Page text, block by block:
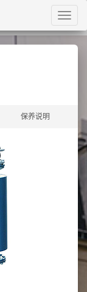
保养说明